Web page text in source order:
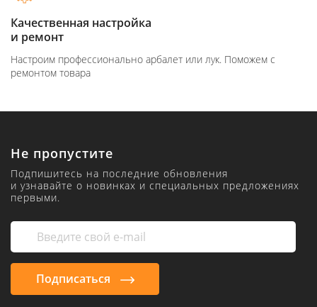
Качественная настройка
и ремонт
Настроим профессионально арбалет или лук. Поможем с
ремонтом товара
Не пропустите
Подпишитесь на последние обновления
и узнавайте о новинках и специальных предложениях
первыми.
Подписаться